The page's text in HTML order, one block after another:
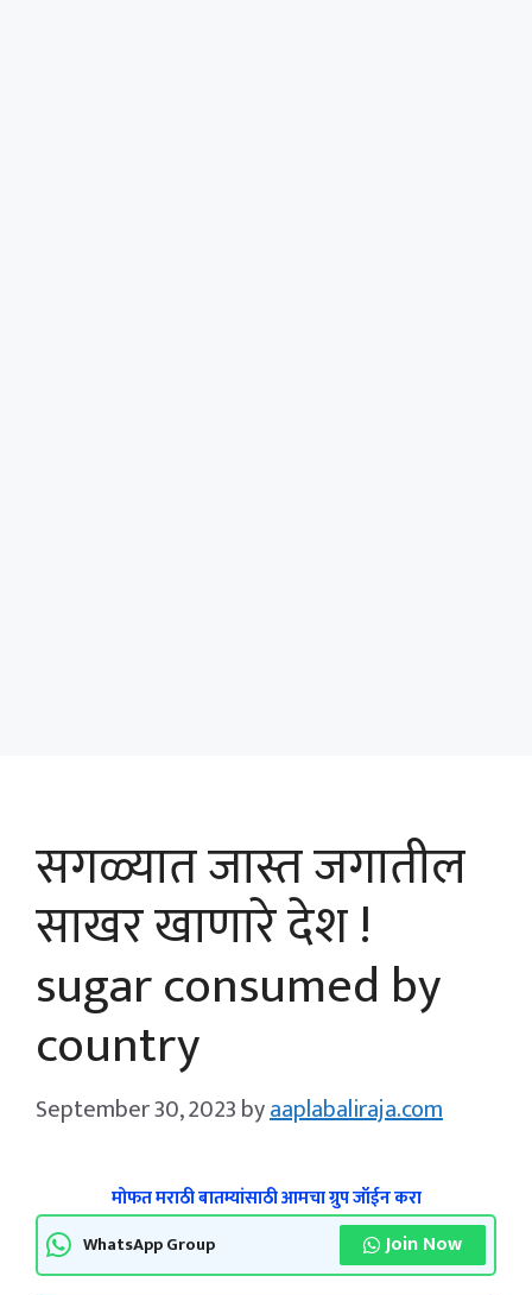
सगळ्यात जास्त जगातील
साखर खाणारे देश !
sugar consumed by
country
September 30, 2023byaaplabaliraja.com
मोफत मराठी बातम्यांसाठी आमचा ग्रुप जॉईन करा
WhatsApp Group Join Now